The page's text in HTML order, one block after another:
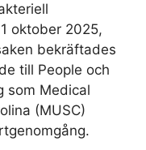
oktober 2025,
bekräftades
till People och
som Medical
(MUSC)